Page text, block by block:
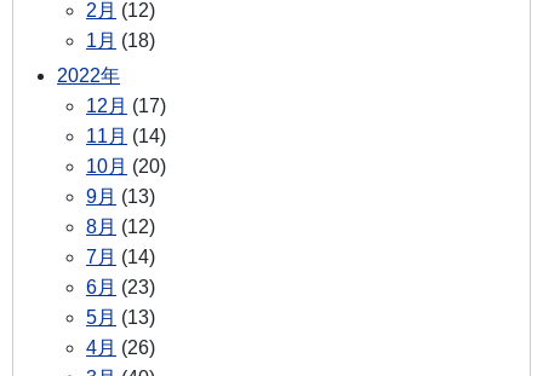
2月 (12)
1月 (18)
2022年
12月 (17)
11月 (14)
10月 (20)
9月 (13)
8月 (12)
7月 (14)
6月 (23)
5月 (13)
4月 (26)